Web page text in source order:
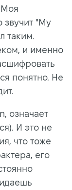
звучит "My
таким.
и именно
понятно. Не
означает
И это не
что тоже
его